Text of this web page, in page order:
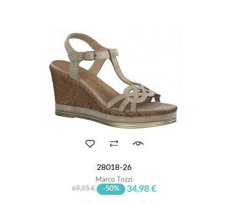
28018-26
Marco Tozzi
69,95 € -50% 34,98 €